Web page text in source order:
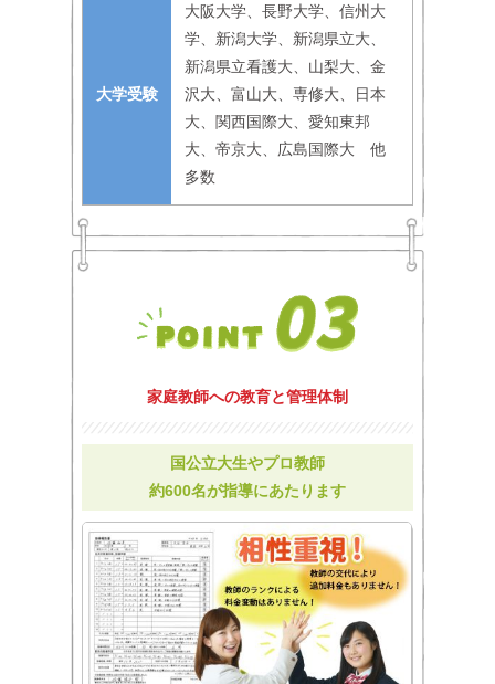
大学受験
大阪大学、長野大学、信州大
学、新潟大学、新潟県立大、
新潟県立看護大、山梨大、金
沢大、富山大、専修大、日本
大、関西国際大、愛知東邦
大、帝京大、広島国際大 他
多数
家庭教師への教育と管理体制
国公立大生やプロ教師
約600名が指導にあたります